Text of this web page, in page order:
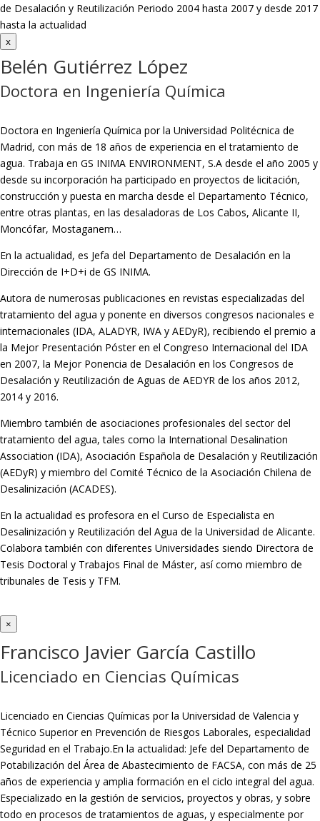
de Desalación y Reutilización Periodo 2004 hasta 2007 y desde 2017
hasta la actualidad
x
Belén Gutiérrez López
Doctora en Ingeniería Química
Doctora en Ingeniería Química por la Universidad Politécnica de
Madrid, con más de 18 años de experiencia en el tratamiento de
agua. Trabaja en GS INIMA ENVIRONMENT, S.A desde el año 2005 y
desde su incorporación ha participado en proyectos de licitación,
construcción y puesta en marcha desde el Departamento Técnico,
entre otras plantas, en las desaladoras de Los Cabos, Alicante II,
Moncófar, Mostaganem…
En la actualidad, es Jefa del Departamento de Desalación en la
Dirección de I+D+i de GS INIMA.
Autora de numerosas publicaciones en revistas especializadas del
tratamiento del agua y ponente en diversos congresos nacionales e
internacionales (IDA, ALADYR, IWA y AEDyR), recibiendo el premio a
la Mejor Presentación Póster en el Congreso Internacional del IDA
en 2007, la Mejor Ponencia de Desalación en los Congresos de
Desalación y Reutilización de Aguas de AEDYR de los años 2012,
2014 y 2016.
Miembro también de asociaciones profesionales del sector del
tratamiento del agua, tales como la International Desalination
Association (IDA), Asociación Española de Desalación y Reutilización
(AEDyR) y miembro del Comité Técnico de la Asociación Chilena de
Desalinización (ACADES).
En la actualidad es profesora en el Curso de Especialista en
Desalinización y Reutilización del Agua de la Universidad de Alicante.
Colabora también con diferentes Universidades siendo Directora de
Tesis Doctoral y Trabajos Final de Máster, así como miembro de
tribunales de Tesis y TFM.
×
Francisco Javier García Castillo
Licenciado en Ciencias Químicas
Licenciado en Ciencias Químicas por la Universidad de Valencia y
Técnico Superior en Prevención de Riesgos Laborales, especialidad
Seguridad en el Trabajo.En la actualidad: Jefe del Departamento de
Potabilización del Área de Abastecimiento de FACSA, con más de 25
años de experiencia y amplia formación en el ciclo integral del agua.
Especializado en la gestión de servicios, proyectos y obras, y sobre
todo en procesos de tratamientos de aguas, y especialmente por